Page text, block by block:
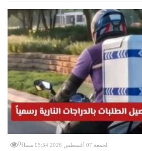
الجمعة 07 أغسطس 2026 05:34 مساءً 0